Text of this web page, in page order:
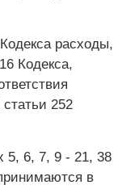
расходы,
Кодекса,
252
5, 6, 7, 9 - 21, 38
в